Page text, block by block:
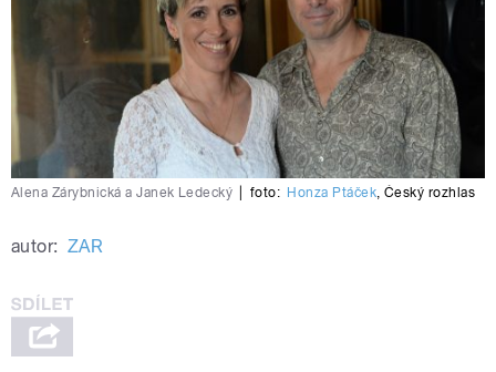
Alena Zárybnická a Janek Ledecký foto: Honza Ptáček, Český rozhlas
autor: ZAR